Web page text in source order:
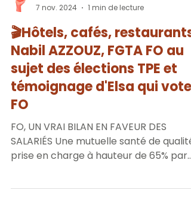
FO 56
7 nov. 2024
1 min de lecture
🎬Hôtels, cafés, restaurants :
Nabil AZZOUZ, FGTA FO au
sujet des élections TPE et
témoignage d'Elsa qui vote
FO, UN VRAI BILAN EN FAVEUR DES